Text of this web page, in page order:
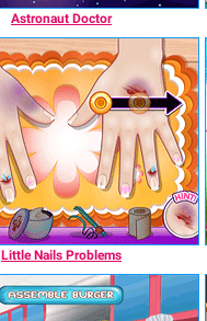
Astronaut Doctor
Little Nails Problems